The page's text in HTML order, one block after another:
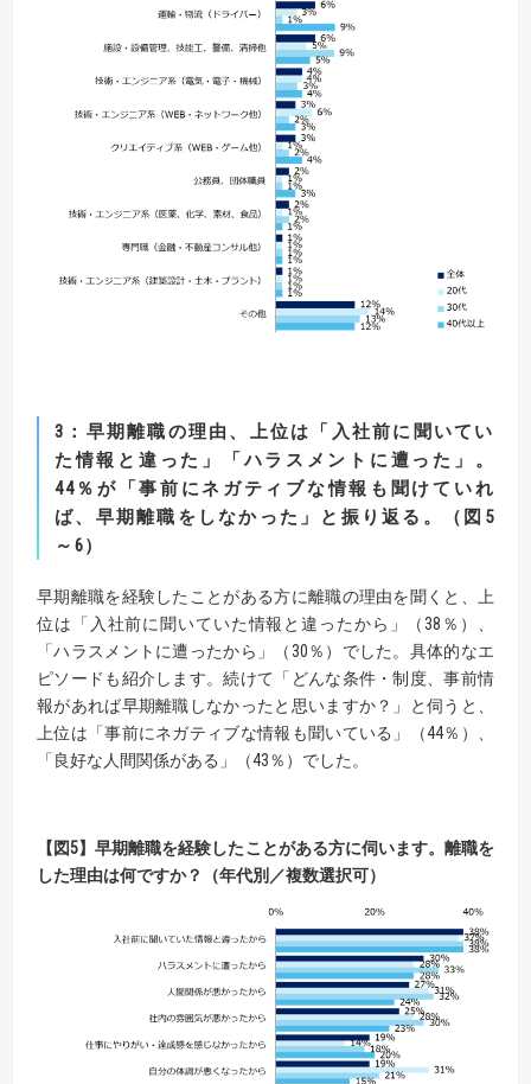
3 ：早期離職の理由、上位は「入社前に聞いてい
た情報と違った」「ハラスメントに遭った」。
44 ％が「事前にネガティブな情報も聞けていれ
ば、早期離職をしなかった」と振り返る。
（図 5
～ 6）
早期離職を経験したことがある方に離職の理由を聞くと、上
位は「入社前に聞いていた情報と違ったから」（38％）、
「ハラスメントに遭ったから」（30％）でした。具体的なエ
ピソードも紹介します。続けて「どんな条件・制度、事前情
報があれば早期離職しなかったと思いますか？」と伺うと、
上位は「事前にネガティブな情報も聞いている」（44％）、
「良好な人間関係がある」（43％）でした。
【 図5】早期離職を経験したことがある方に伺います。離職を
した理由は何ですか？（年代別／複数選択可）